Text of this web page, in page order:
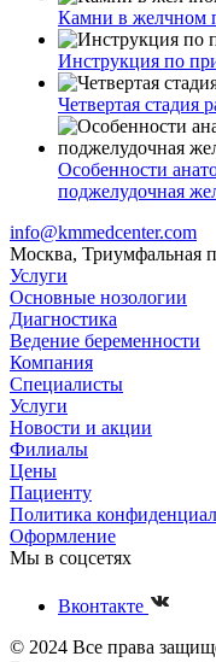
Камни в желчном
Инструкция по
Четвертая стадия
Особенности
поджелудочная
info@kmmedcenter.com
Москва, Триумфальная
Услуги
Основные нозологии
Диагностика
Ведение беременности
Компания
Специалисты
Услуги
Новости и акции
Филиалы
Цены
Пациенту
Политика
Оформление
Мы в соцсетях
Вконтакте
© 2024 Все права